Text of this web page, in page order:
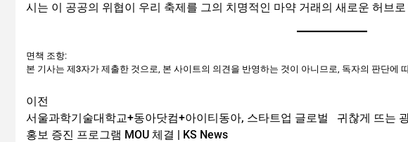
시는 이 공공의 위협이 우리 축제를 그의 치명적인 마약 거래의 새로운 허브
면책 조항:
본 기사는 제3자가 제출한 것으로, 본 사이트의 의견을 반영하는 것이 아니므로, 독자의 판단에
이전
서울과학기술대학교+동아닷컴+아이티동아, 스타트업 글로벌
홍보 증진 프로그램 MOU 체결 | KS News
귀찮게 뜨는